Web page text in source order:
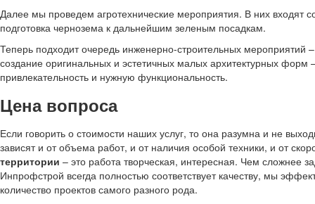
Далее мы проведем агротехнические мероприятия. В них входят
подготовка чернозема к дальнейшим зеленым посадкам.
Теперь подходит очередь инженерно-строительных мероприятий
создание оригинальных и эстетичных малых архитектурных
привлекательность и нужную функциональность.
Цена вопроса
Если говорить о стоимости наших услуг, то она разумна и не
зависят и от объема работ, и от наличия особой техники, и от
территории – это работа творческая, интересная. Чем сложнее
Инпрофстрой всегда полностью соответствует качеству, мы
количество проектов самого разного рода.